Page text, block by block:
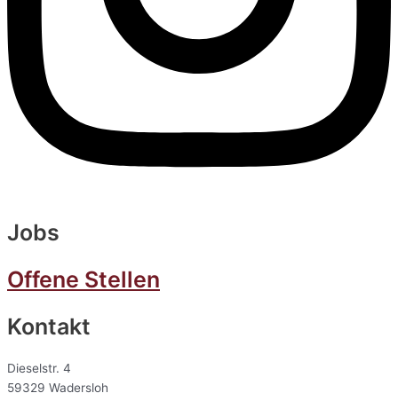
Jobs
Offene Stellen
Kontakt
Dieselstr. 4
59329 Wadersloh